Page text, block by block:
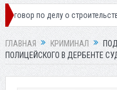
о строительстве
ГЛАВНАЯ КРИМИНАЛ
ПОЛИЦЕЙСКОГО В ДЕРБЕНТЕ